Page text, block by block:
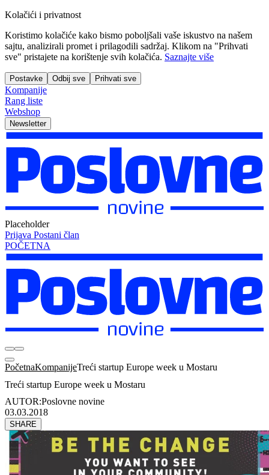
Kolačići i privatnost
Koristimo kolačiće kako bismo poboljšali vaše iskustvo na našem
sajtu, analizirali promet i prilagodili sadržaj. Klikom na "Prihvati
sve" pristajete na korištenje svih kolačića. Saznajte više
Postavke Odbij sve Prihvati sve
Kompanije
Rang liste
Webshop
Newsletter
Placeholder
Prijava Postani član
POČETNA
PočetnaKompanijeTreći startup Europe week u Mostaru
Treći startup Europe week u Mostaru
AUTOR:Poslovne novine
03.03.2018
SHARE